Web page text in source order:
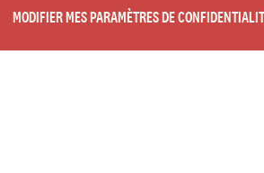
MODIFIER MES PARAMÈTRES DE